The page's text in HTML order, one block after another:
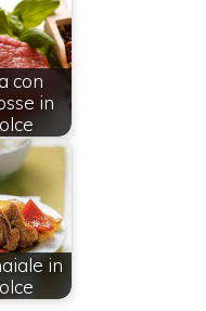
con
in
in